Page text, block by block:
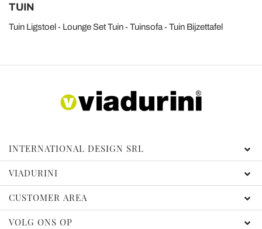
TUIN
Tuin Ligstoel Lounge Set Tuin Tuinsofa Tuin Bijzettafel
INTERNATIONAL DESIGN SRL
VIADURINI
CUSTOMER AREA
VOLG ONS OP